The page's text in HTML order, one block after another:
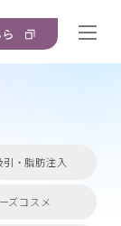
・脂肪注入
ズコスメ